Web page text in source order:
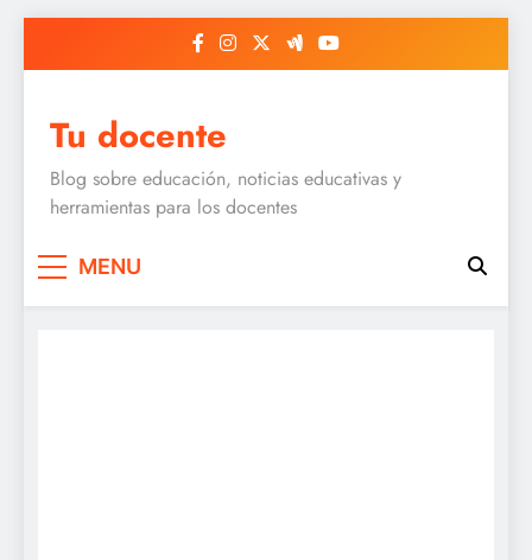
Tu docente
Blog sobre educación, noticias educativas y
herramientas para los docentes
MENU